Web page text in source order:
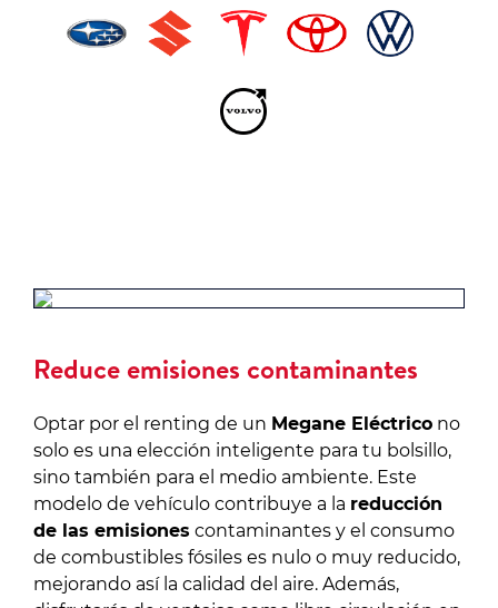
Reduce emisiones contaminantes
Optar por el renting de un Megane Eléctrico no
solo es una elección inteligente para tu bolsillo,
sino también para el medio ambiente. Este
modelo de vehículo contribuye a la reducción
de las emisiones contaminantes y el consumo
de combustibles fósiles es nulo o muy reducido,
mejorando así la calidad del aire. Además,